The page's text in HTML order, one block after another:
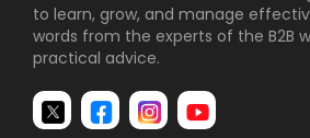
to learn, grow, and manage
words from the experts of the B2B
practical advice.